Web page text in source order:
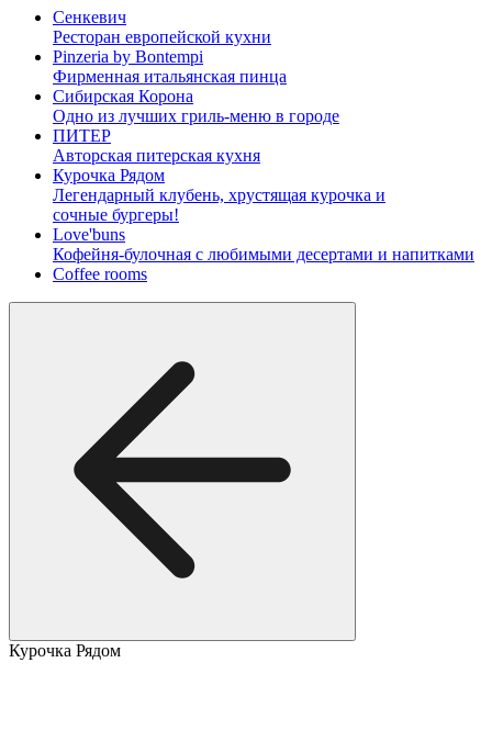
Сенкевич
Ресторан европейской кухни
Pinzeria by Bontempi
Фирменная итальянская пинца
Сибирская Корона
Одно из лучших гриль-меню в городе
ПИТЕР
Авторская питерская кухня
Курочка Рядом
Легендарный клубень, хрустящая курочка и
сочные бургеры!
Love'buns
Кофейня-булочная с любимыми десертами и напитками
Coffee rooms
Курочка Рядом